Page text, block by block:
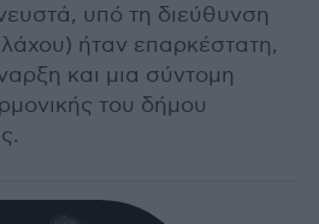
υπό τη διεύθυνση
ήταν επαρκέστατη,
και μια σύντομη
του δήμου